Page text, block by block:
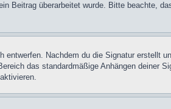
Beitrag überarbeitet wurde. Bitte beachte,
Nachdem du die Signatur erstellt
das standardmäßige Anhängen deiner